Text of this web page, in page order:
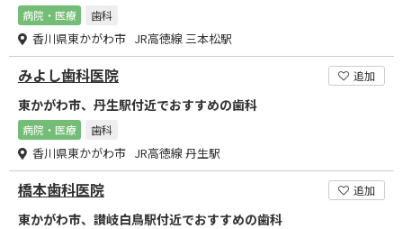
病院・医療 歯科
香川県東かがわ市 JR高徳線 三本松駅
みよし歯科医院 追加
東かがわ市、丹生駅付近でおすすめの歯科
病院・医療 歯科
香川県東かがわ市 JR高徳線 丹生駅
橋本歯科医院 追加
東かがわ市、讃岐白鳥駅付近でおすすめの歯科